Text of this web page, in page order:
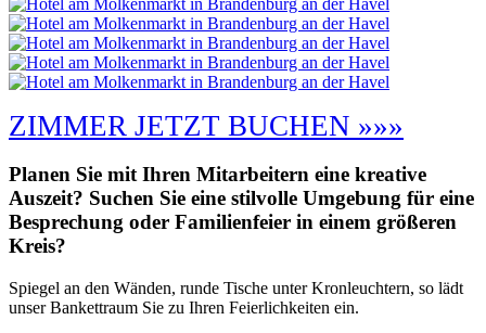
ZIMMER JETZT BUCHEN »»»
Planen Sie mit Ihren Mitarbeitern eine kreative
Auszeit? Suchen Sie eine stilvolle Umgebung für eine
Besprechung oder Familienfeier in einem größeren
Kreis?
Spiegel an den Wänden, runde Tische unter Kronleuchtern, so lädt
unser Bankettraum Sie zu Ihren Feierlichkeiten ein.